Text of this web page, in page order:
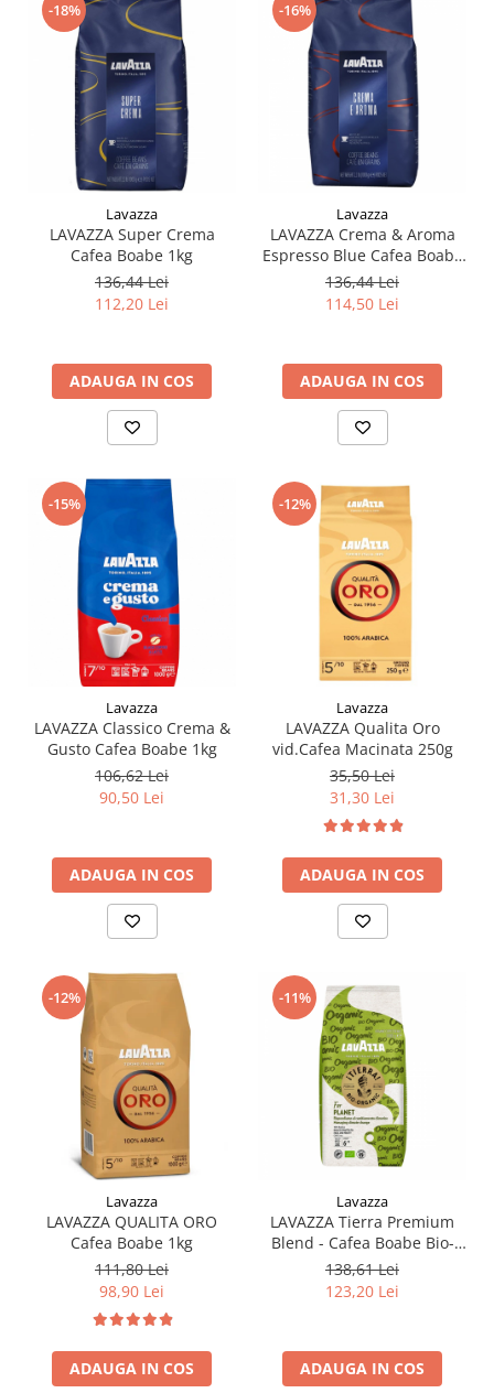
-18%
Lavazza
LAVAZZA Super Crema
Cafea Boabe 1kg
136,44 Lei
112,20 Lei
ADAUGA IN COS
-16%
Lavazza
LAVAZZA Crema & Aroma
Espresso Blue Cafea Boabe
1kg
136,44 Lei
114,50 Lei
ADAUGA IN COS
-15%
Lavazza
LAVAZZA Classico Crema &
Gusto Cafea Boabe 1kg
106,62 Lei
90,50 Lei
ADAUGA IN COS
-12%
Lavazza
LAVAZZA Qualita Oro
vid.Cafea Macinata 250g
35,50 Lei
31,30 Lei
ADAUGA IN COS
-12%
Lavazza
LAVAZZA QUALITA ORO
Cafea Boabe 1kg
111,80 Lei
98,90 Lei
ADAUGA IN COS
-11%
Lavazza
LAVAZZA Tierra Premium
Blend - Cafea Boabe Bio-
Ecologica 1Kg
138,61 Lei
123,20 Lei
ADAUGA IN COS